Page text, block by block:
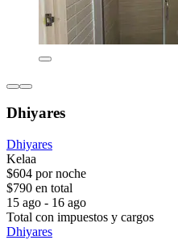
Dhiyares
Dhiyares
Kelaa
$604 por noche
$790 en total
15 ago - 16 ago
Total con impuestos y cargos
Dhiyares